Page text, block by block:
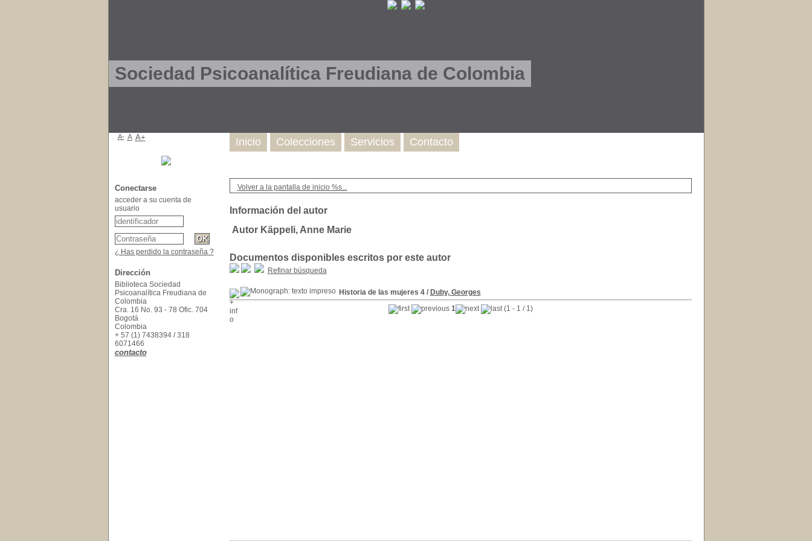
Sociedad Psicoanalítica Freudiana de Colombia
Volver a la pantalla de inicio %s...
Información del autor
Autor Käppeli, Anne Marie
Documentos disponibles escritos por este autor
Refinar búsqueda
Historia de las mujeres 4/ Duby, Georges
1
(1 - 1 / 1)
Inicio Colecciones Servicios Contacto
A- A A+
Conectarse
acceder a su cuenta de
usuario
¿ Has perdido la contraseña ?
Dirección
Biblioteca Sociedad
Psicoanalítica Freudiana de
Colombia
Cra. 16 No. 93 - 78 Ofic. 704
Bogotá
Colombia
+ 57 (1) 7438394 / 318
6071466
contacto